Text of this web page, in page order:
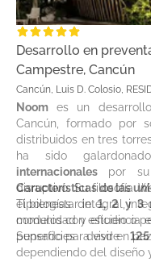
Desarrollo en
Campestre, Cancún
Cancún, Luis D. Colosio,
Noom es un
Cancún, formado por
distribuidos en tres
ha sido
internacionales por su
disruptivo. Su filosofía
el bienestar integral,
comunidad y eficiencia
pensado para vivir en
Características de las
Tipologías de1, 2 y 3
modelos con estudio o
Superficies desde
dependiendo del diseño